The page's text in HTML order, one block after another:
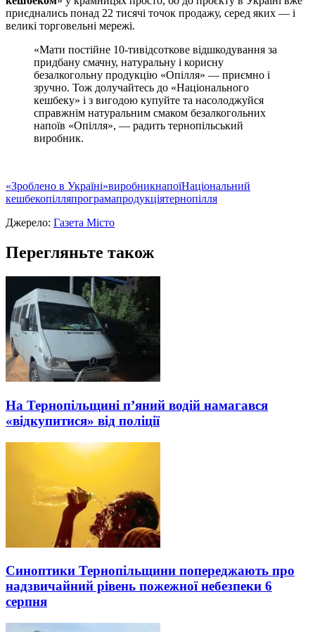
приєднались понад 22 тисячі точок продажу, серед яких — і
великі торговельні мережі.
«Мати постійне 10-тивідсоткове відшкодування за
придбану смачну, натуральну і корисну
безалкогольну продукцію «Опілля» — приємно і
зручно. Тож долучайтесь до «Національного
кешбеку» і з вигодою купуйте та насолоджуйся
справжнім натуральним смаком безалкогольних
напоїв «Опілля», — радить тернопільський
виробник.
«Зроблено в Україні»виробникнапоїНаціональний
кешбекопілляпрограмапродукціятернопілля
Джерело: Газета Місто
Перегляньте також
На Тернопільщині п’яний водій намагався
«відкупитися» від поліції
Синоптики Тернопільщини попереджають про
надзвичайний рівень пожежної небезпеки 6
серпня